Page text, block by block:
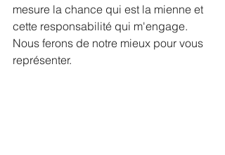
mesure la chance qui est la mienne et
cette responsabilité qui m'engage.
Nous ferons de notre mieux pour vous
représenter.